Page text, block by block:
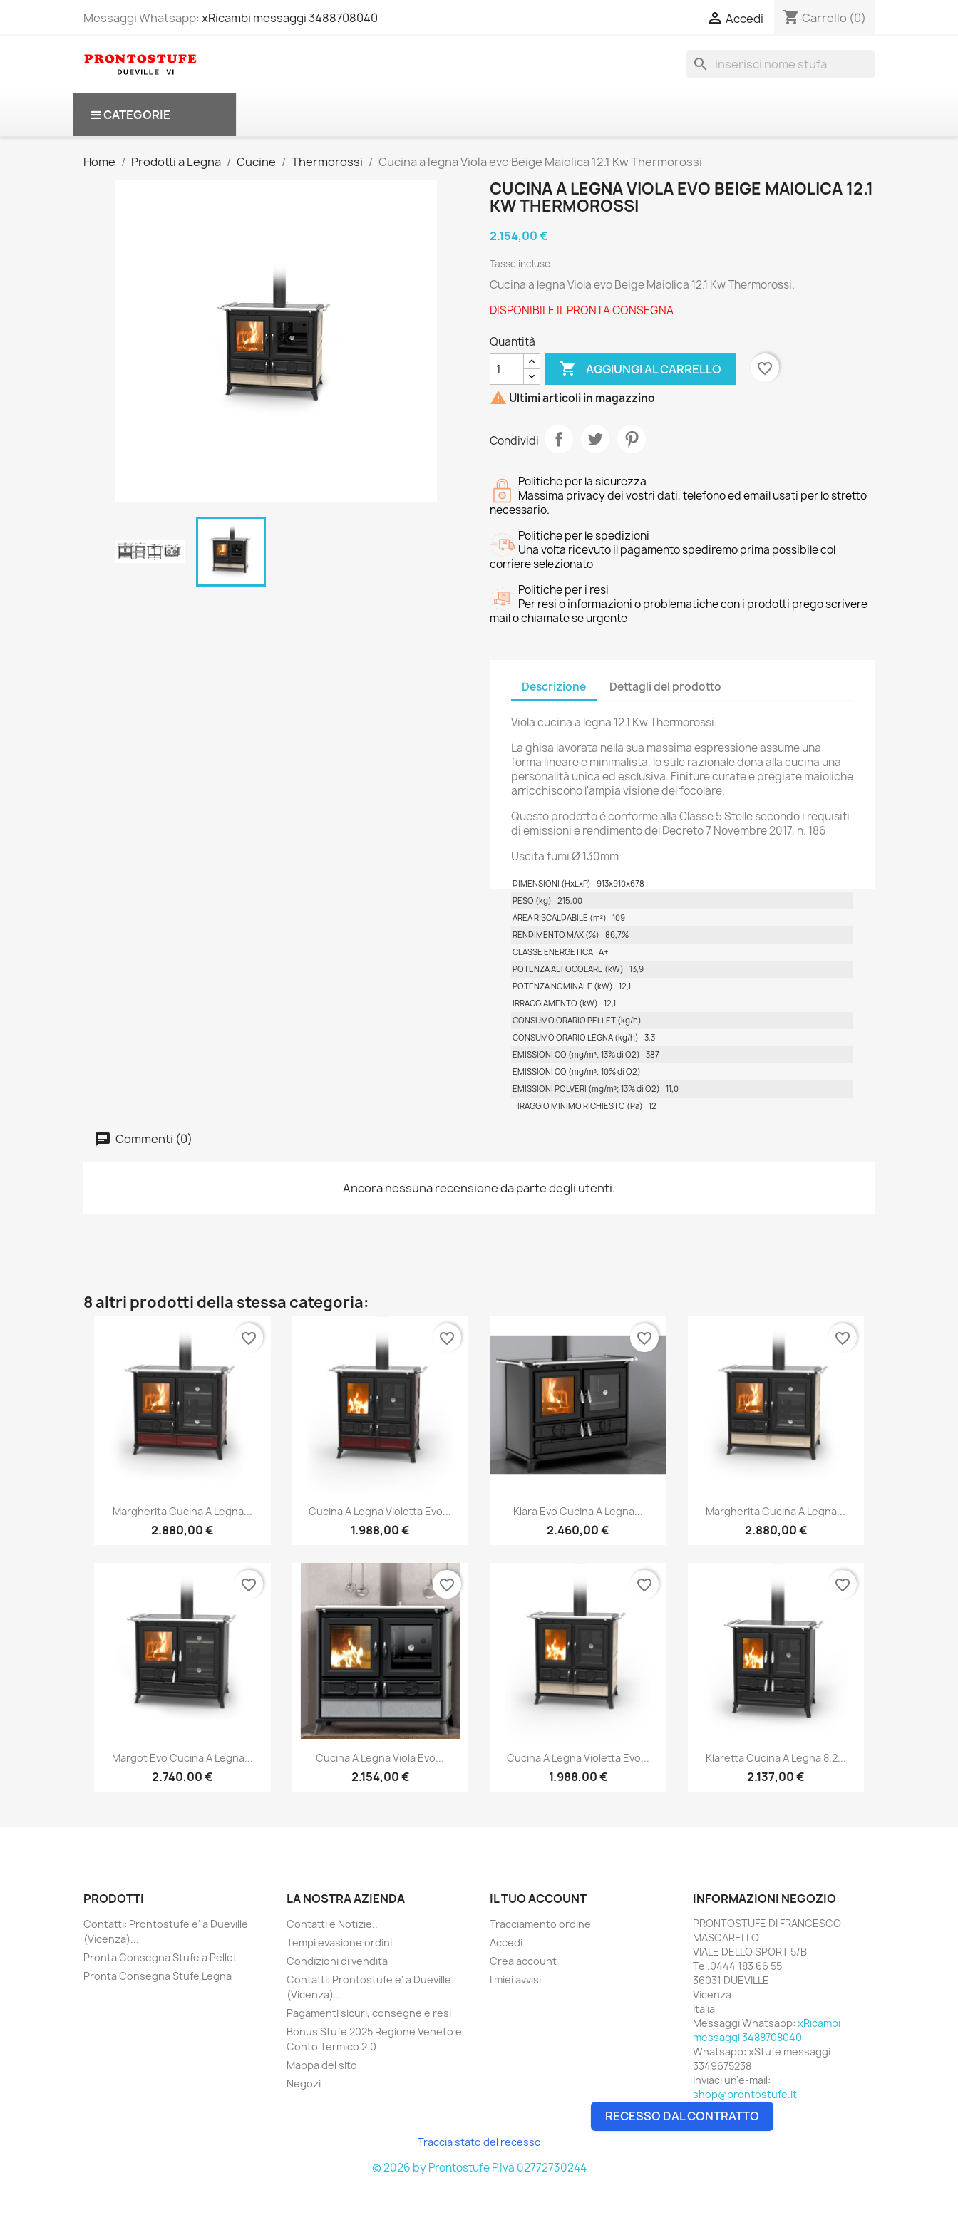
Messaggi Whatsapp:xRicambi messaggi 3488708040  Accedi shopping_cart Carrello (0)
search
CATEGORIE
Home Prodotti a Legna Cucine Thermorossi Cucina a legna Viola evo Beige Maiolica 12.1 Kw Thermorossi
CUCINA A LEGNA VIOLA EVO BEIGE MAIOLICA 12.1
KW THERMOROSSI
2.154,00 €
Tasse incluse
Cucina a legna Viola evo Beige Maiolica 12.1 Kw Thermorossi.
DISPONIBILE IL PRONTA CONSEGNA
Quantità
 AGGIUNGI AL CARRELLO
favorite_border
 Ultimi articoli in magazzino
Condividi
Politiche per la sicurezza
Massima privacy dei vostri dati, telefono ed email usati per lo stretto
necessario.
Politiche per le spedizioni
Una volta ricevuto il pagamento spediremo prima possibile col
corriere selezionato
Politiche per i resi
Per resi o informazioni o problematiche con i prodotti prego scrivere
mail o chiamate se urgente
Descrizione Dettagli del prodotto
Viola cucina a legna 12.1 Kw Thermorossi.
La ghisa lavorata nella sua massima espressione assume una
forma lineare e minimalista, lo stile razionale dona alla cucina una
personalità unica ed esclusiva. Finiture curate e pregiate maioliche
arricchiscono l'ampia visione del focolare.
Questo prodotto è conforme alla Classe 5 Stelle secondo i requisiti
di emissioni e rendimento del Decreto 7 Novembre 2017, n. 186
Uscita fumi Ø 130mm
DIMENSIONI (HxLxP) 913x910x678
PESO (kg) 215,00
AREA RISCALDABILE (m²) 109
RENDIMENTO MAX (%) 86,7%
CLASSE ENERGETICA A+
POTENZA AL FOCOLARE (kW) 13,9
POTENZA NOMINALE (kW) 12,1
IRRAGGIAMENTO (kW) 12,1
CONSUMO ORARIO PELLET (kg/h) -
CONSUMO ORARIO LEGNA (kg/h) 3,3
EMISSIONI CO (mg/m³; 13% di O2) 387
EMISSIONI CO (mg/m³; 10% di O2)
EMISSIONI POLVERI (mg/m³; 13% di O2) 11,0
TIRAGGIO MINIMO RICHIESTO (Pa) 12
Commenti (0)
Ancora nessuna recensione da parte degli utenti.
8 altri prodotti della stessa categoria:
Anteprima
Margherita Cucina A Legna...
2.880,00 €
favorite_border
Anteprima
Cucina A Legna Violetta Evo...
1.988,00 €
favorite_border
Anteprima
Klara Evo Cucina A Legna...
2.460,00 €
favorite_border
Anteprima
Margherita Cucina A Legna...
2.880,00 €
favorite_border
Anteprima
Margot Evo Cucina A Legna...
2.740,00 €
favorite_border
 Anteprima
Cucina A Legna Viola Evo...
2.154,00 €
favorite_border
Anteprima
Cucina A Legna Violetta Evo...
1.988,00 €
favorite_border
Anteprima
Klaretta Cucina A Legna 8.2...
2.137,00 €
favorite_border
PRODOTTI
Contatti: Prontostufe e' a Dueville
(Vicenza)...
Pronta Consegna Stufe a Pellet
Pronta Consegna Stufe Legna
LA NOSTRA AZIENDA
Contatti e Notizie..
Tempi evasione ordini
Condizioni di vendita
Contatti: Prontostufe e' a Dueville
(Vicenza)...
Pagamenti sicuri, consegne e resi
Bonus Stufe 2025 Regione Veneto e
Conto Termico 2.0
Mappa del sito
Negozi
IL TUO ACCOUNT
Tracciamento ordine
Accedi
Crea account
I miei avvisi
INFORMAZIONI NEGOZIO
PRONTOSTUFE DI FRANCESCO
MASCARELLO
VIALE DELLO SPORT 5/B
Tel.0444 183 66 55
36031 DUEVILLE
Vicenza
Italia
Messaggi Whatsapp: xRicambi
messaggi 3488708040
Whatsapp: xStufe messaggi
3349675238
Inviaci un'e-mail:
shop@prontostufe.it
RECESSO DAL CONTRATTO
Traccia stato del recesso
© 2026 by Prontostufe P.Iva 02772730244